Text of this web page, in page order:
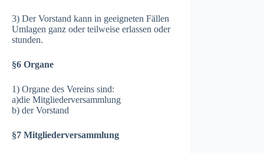
3) Der Vorstand kann in geeigneten Fällen
Umlagen ganz oder teilweise erlassen oder
stunden.
§6 Organe
1) Organe des Vereins sind:
a)die Mitgliederversammlung
b) der Vorstand
§7 Mitgliederversammlung